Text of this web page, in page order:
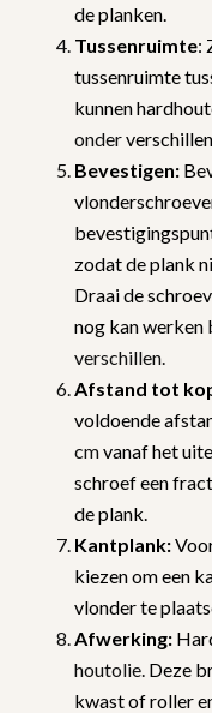
de planken.
Tussenruimte:
tussenruimte
kunnen
onder
Bevestigen:
zodat de plank
Draai de
nog kan werken
verschillen.
Afstand tot
voldoende
cmvanaf het
schroef een
de plank.
Kantplank:
kiezen om een
vlonder te
Afwerking:
houtolie. Deze
kwast of roller